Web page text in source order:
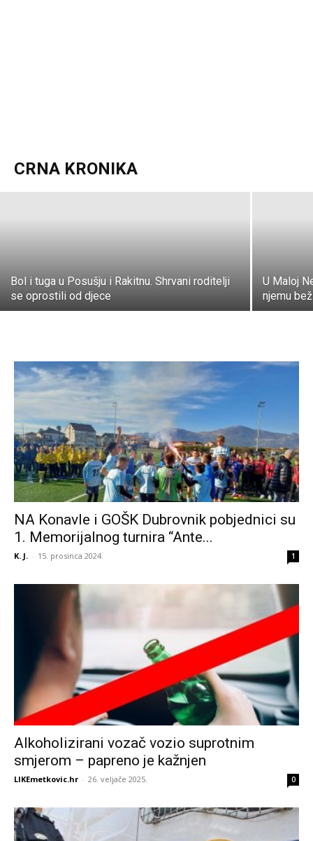
CRNA KRONIKA
K. J. - 28. siječnja 2021.
Bol i tuga u Posušju i Rakitnu. Shrvani roditelji
se oprostili od djece
U Maloj
njemu
NA Konavle i GOŠK Dubrovnik pobjednici su
1. Memorijalnog turnira “Ante...
K. J. - 15. prosinca 2024. 1
Alkoholizirani vozač vozio suprotnim
smjerom – papreno je kažnjen
LIKEmetkovic.hr - 26. veljače 2025. 0